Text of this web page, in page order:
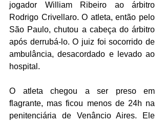
jogador William Ribeiro ao árbitro
Rodrigo Crivellaro. O atleta, então pelo
São Paulo, chutou a cabeça do árbitro
após derrubá-lo. O juiz foi socorrido de
ambulância, desacordado e levado ao
hospital.
O atleta chegou a ser preso em
flagrante, mas ficou menos de 24h na
penitenciária de Venâncio Aires. Ele